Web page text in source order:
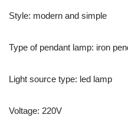
Style: modern and simple
Type of pendant lamp: iron
Light source type: led lamp
Voltage: 220V